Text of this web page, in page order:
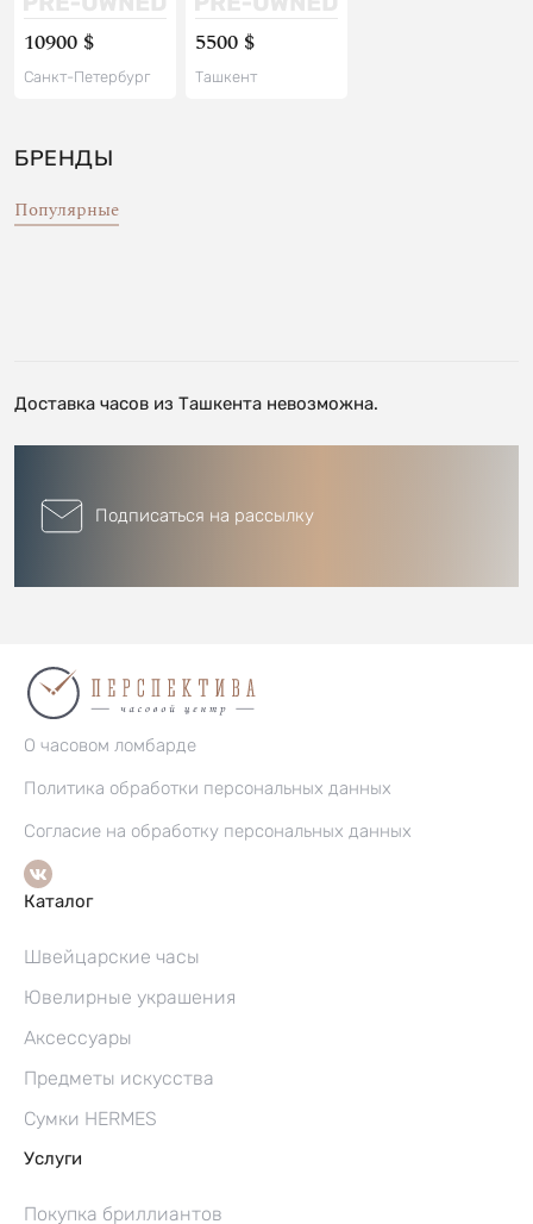
10900 $
Санкт-Петербург
5500 $
Ташкент
БРЕНДЫ
Популярные
Доставка часов из Ташкента невозможна.
Подписаться на рассылку
О часовом ломбарде
Политика обработки персональных данных
Согласие на обработку персональных данных
Каталог
Швейцарские часы
Ювелирные украшения
Аксессуары
Предметы искусства
Сумки HERMES
Услуги
Покупка бриллиантов